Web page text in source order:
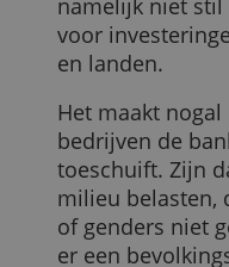
Banken
klimaat,
geld dat
namelijk niet
voor
en landen.